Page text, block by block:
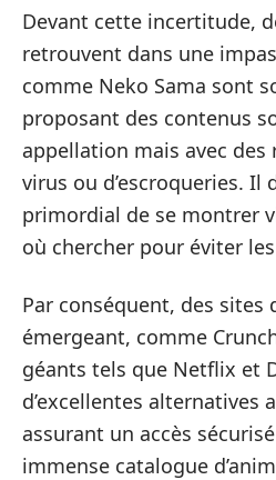
Devant cette incertitude,
retrouvent dans une
comme Neko Sama sont
proposant des contenus
appellation mais avec des
virus ou d’escroqueries. Il
primordial de se montrer
où chercher pour éviter
Par conséquent, des sites
émergeant, comme
géants tels que Netflix et
d’excellentes alternatives
assurant un accès
immense catalogue